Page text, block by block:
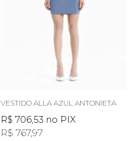
VESTIDO ALLA AZUL ANTONIETA
R$ 706,53 no PIX
R$ 767,97